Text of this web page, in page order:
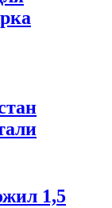
1,5